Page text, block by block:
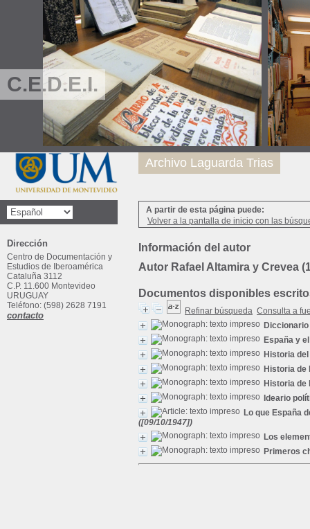
C.E.D.E.I.
A partir de esta página puede:
Volver a la pantalla de inicio con las
Información del autor
Autor Rafael Altamira y Crevea
Documentos disponibles
Refinar búsqueda Consulta a
España y
Historia
Historia de
Historia de
Ideario
Lo que España
([09/10/1947])
Los
Primeros
Archivo Laguarda Trias
Dirección
Centro de Documentación y
Estudios de Iberoamérica
Cataluña 3112
C.P. 11.600 Montevideo
URUGUAY
Teléfono: (598) 2628 7191
contacto